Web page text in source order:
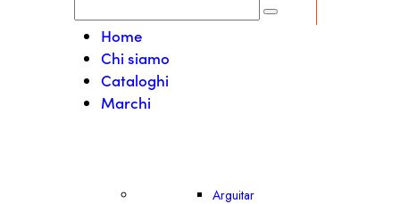
Home
Chi siamo
Cataloghi
Marchi
Arguitar